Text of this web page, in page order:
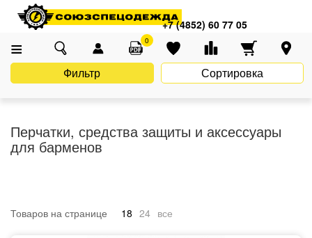
+7 (4852) 60 77 05
0
Главная Каталог Спецодежда
Одежда для барменов
Перчатки, средства защиты и аксессуары для барменов
Перчатки, средства защиты и аксессуары
для барменов
Фильтр Сортировка
Товаров на странице 18 24 все